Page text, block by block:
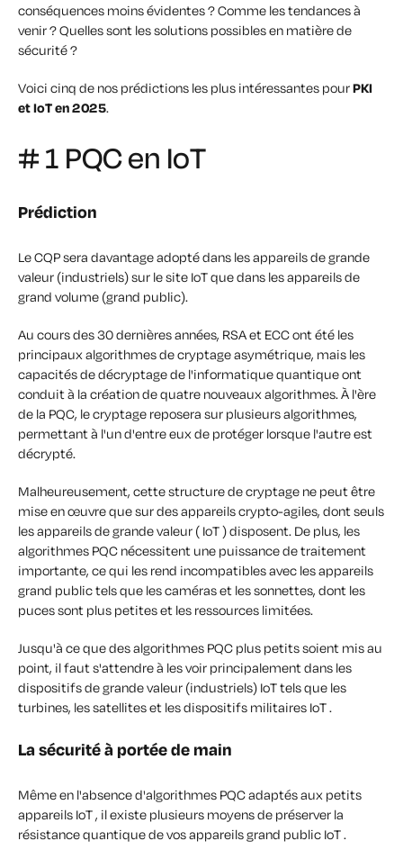
conséquences moins évidentes ? Comme les tendances à
venir ? Quelles sont les solutions possibles en matière de
sécurité ?
Voici cinq de nos prédictions les plus intéressantes pourPKI
et IoT en 2025.
# 1 PQC en IoT
Prédiction
Le CQP sera davantage adopté dans les appareils de grande
valeur (industriels) sur le site IoT que dans les appareils de
grand volume (grand public).
Au cours des 30 dernières années, RSA et ECC ont été les
principaux algorithmes de cryptage asymétrique, mais les
capacités de décryptage de l'informatique quantique ont
conduit à la création de quatre nouveaux algorithmes. À l'ère
de la PQC, le cryptage reposera sur plusieurs algorithmes,
permettant à l'un d'entre eux de protéger lorsque l'autre est
décrypté.
Malheureusement, cette structure de cryptage ne peut être
mise en œuvre que sur des appareils crypto-agiles, dont seuls
les appareils de grande valeur ( IoT ) disposent. De plus, les
algorithmes PQC nécessitent une puissance de traitement
importante, ce qui les rend incompatibles avec les appareils
grand public tels que les caméras et les sonnettes, dont les
puces sont plus petites et les ressources limitées.
Jusqu'à ce que des algorithmes PQC plus petits soient mis au
point, il faut s'attendre à les voir principalement dans les
dispositifs de grande valeur (industriels) IoT tels que les
turbines, les satellites et les dispositifs militaires IoT .
La sécurité à portée de main
Même en l'absence d'algorithmes PQC adaptés aux petits
appareils IoT , il existe plusieurs moyens de préserver la
résistance quantique de vos appareils grand public IoT .